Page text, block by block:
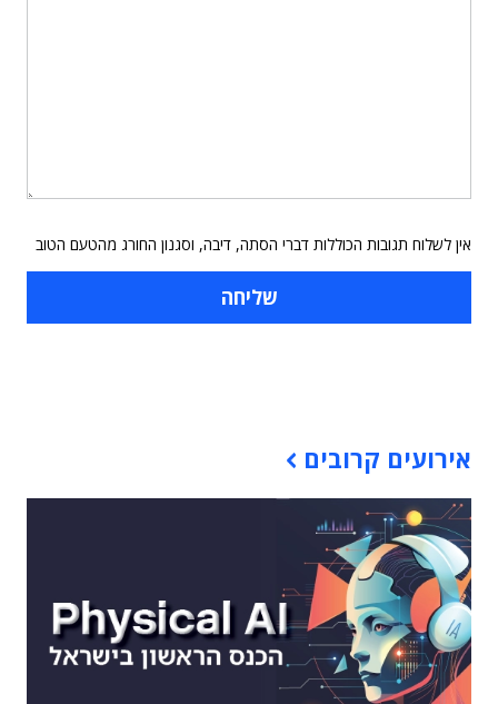
אין לשלוח תגובות הכוללות דברי הסתה, דיבה, וסגנון החורג מהטעם הטוב
אירועים קרובים